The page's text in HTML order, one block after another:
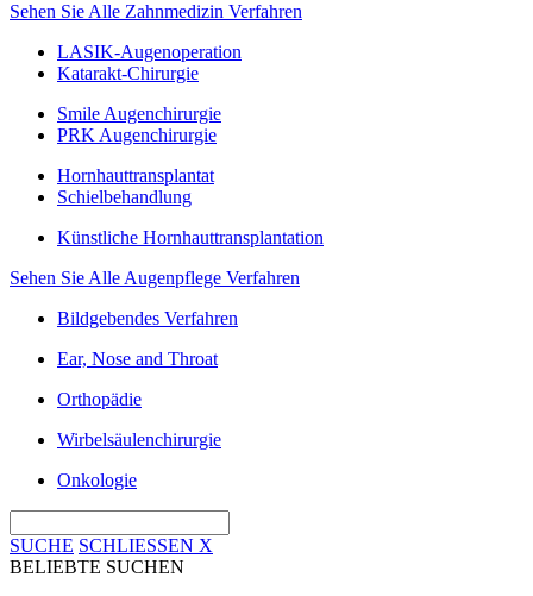
Sehen Sie Alle Zahnmedizin Verfahren
LASIK-Augenoperation
Katarakt-Chirurgie
Smile Augenchirurgie
PRK Augenchirurgie
Hornhauttransplantat
Schielbehandlung
Künstliche Hornhauttransplantation
Sehen Sie Alle Augenpflege Verfahren
Bildgebendes Verfahren
Ear, Nose and Throat
Orthopädie
Wirbelsäulenchirurgie
Onkologie
SUCHE SCHLIESSEN X
BELIEBTE SUCHEN